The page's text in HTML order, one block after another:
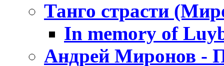
Танго страсти
In memory of
Андрей Миронов -